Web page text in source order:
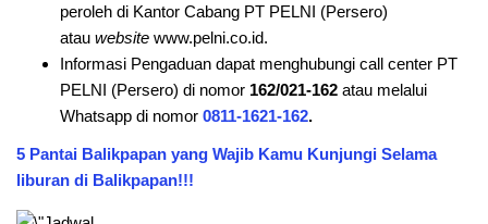
peroleh di Kantor Cabang PT PELNI (Persero)
atau website www.pelni.co.id.
Informasi Pengaduan dapat menghubungi call center PT
PELNI (Persero) di nomor 162/021-162 atau melalui
Whatsapp di nomor 0811-1621-162.
5 Pantai Balikpapan yang Wajib Kamu Kunjungi Selama
liburan di Balikpapan!!!